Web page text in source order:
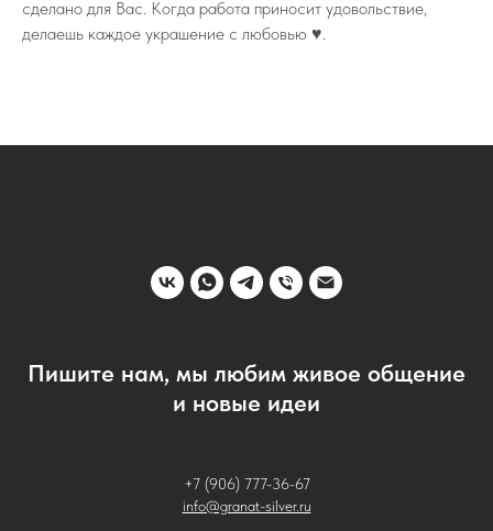
сделано для Вас. Когда работа приносит удовольствие,
делаешь каждое украшение с любовью ♥️.
Пишите нам, мы любим живое общение
и новые идеи
+7 (906) 777-36-67
info@granat-silver.ru